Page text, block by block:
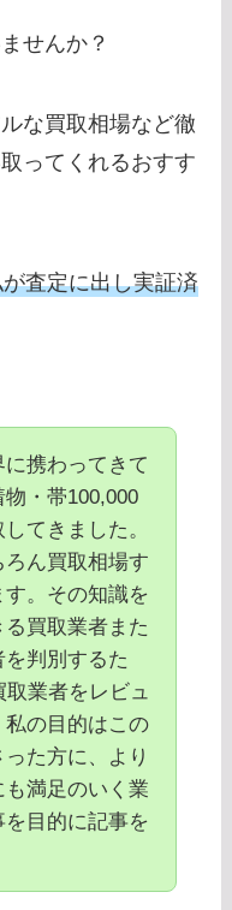
せんか？
な買取相場など徹
ってくれるおすす
査定に出し実証済
携わってきて
・帯100,000
てきました。
ん買取相場す
。その知識を
買取業者また
判別するた
業者をレビュ
の目的はこの
た方に、より
満足のいく業
目的に記事を